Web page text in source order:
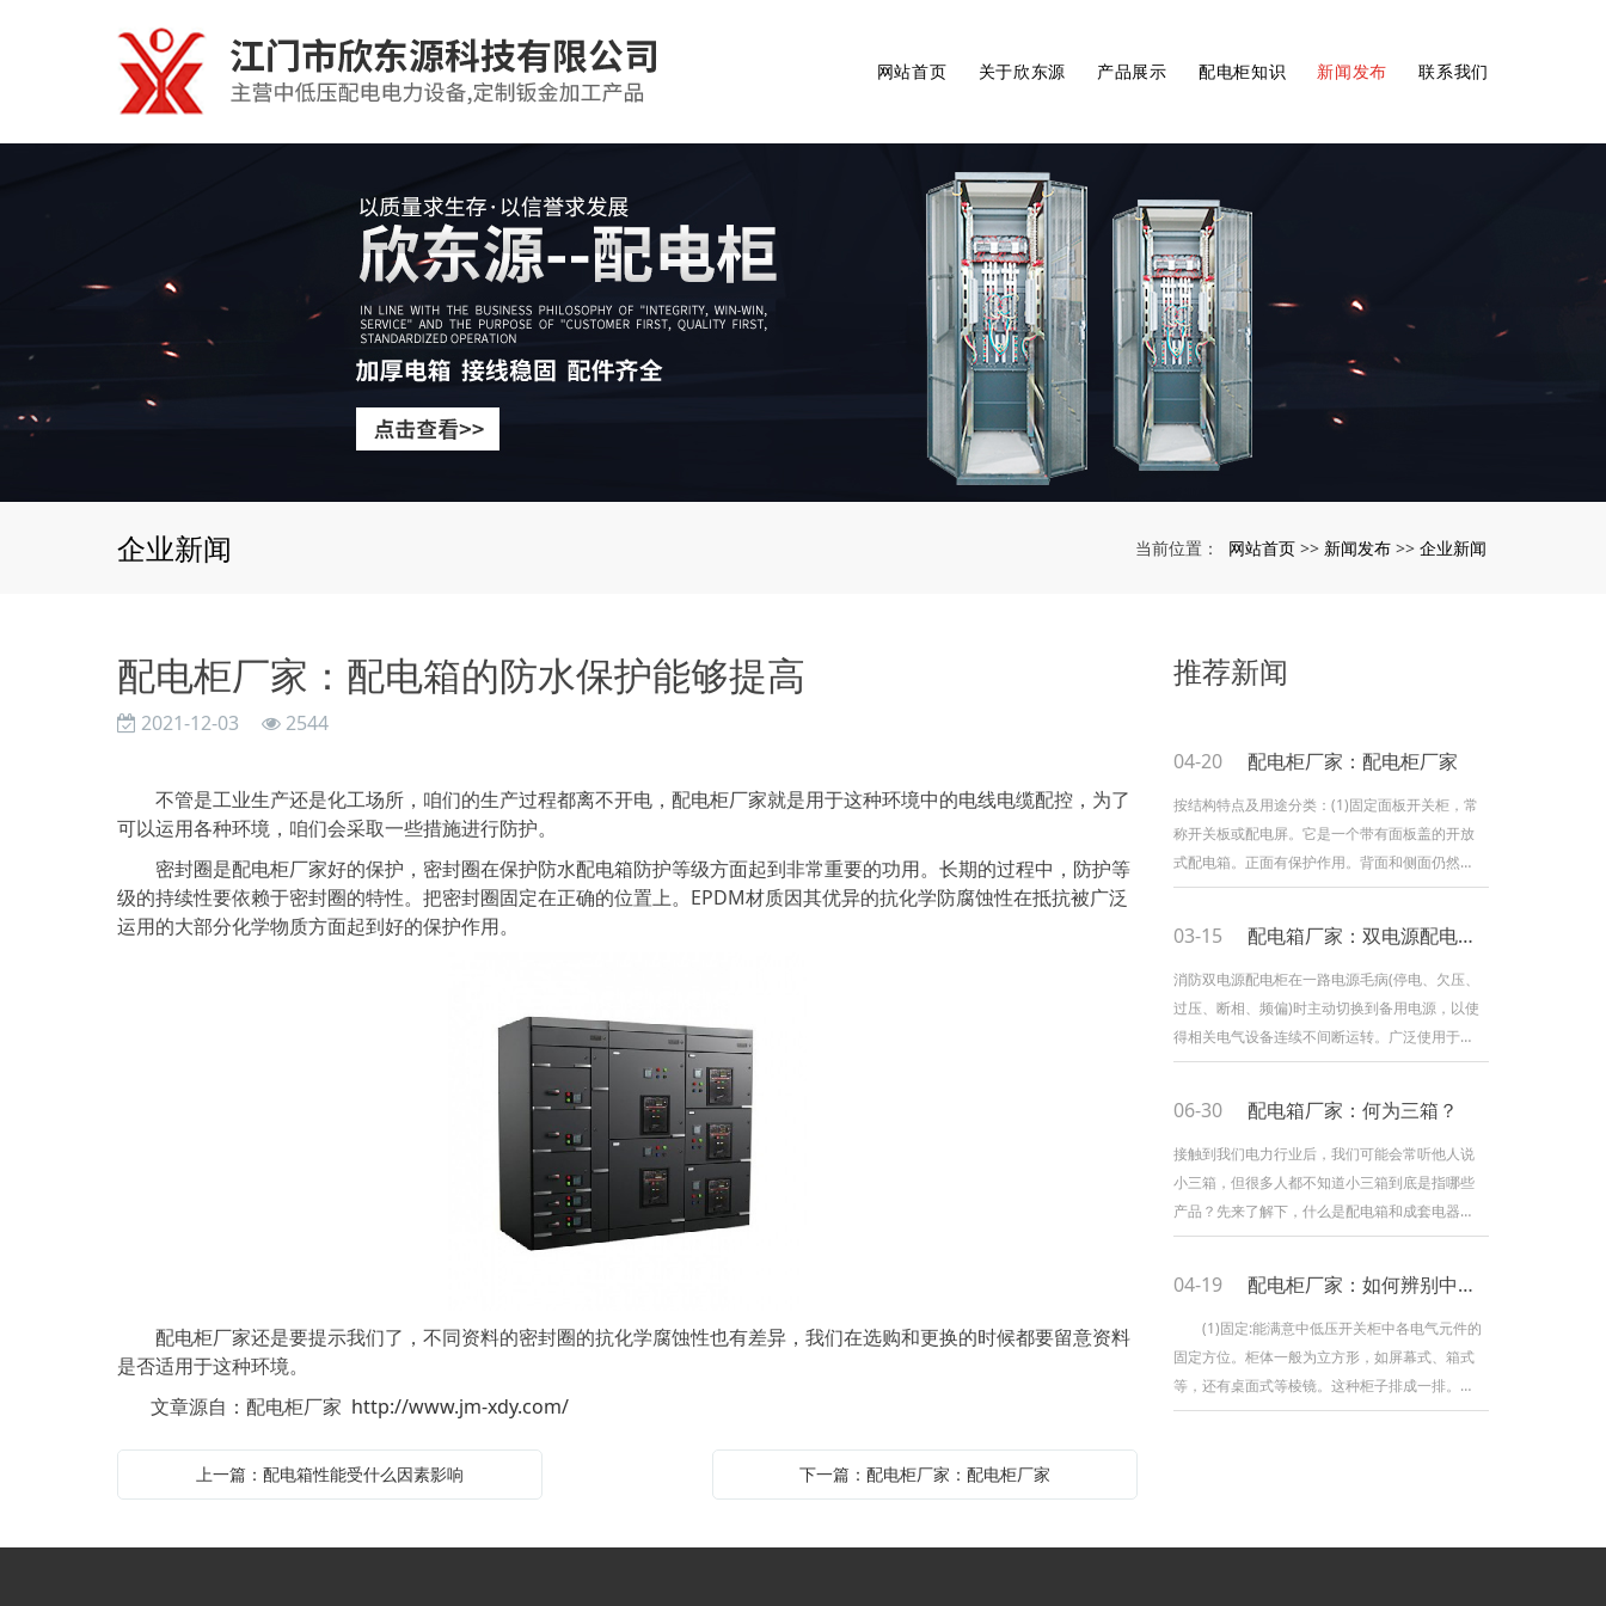
网站首页 关于欣东源 产品展示 配电柜知识 新闻发布 联系我们
企业新闻 当前位置： 网站首页 >> 新闻发布 >> 企业新闻
配电柜厂家：配电箱的防水保护能够提高
2021-12-03 2544
不管是工业生产还是化工场所，咱们的生产过程都离不开电，配电柜厂家就是用于这种环境中的电线电缆配控，为了
可以运用各种环境，咱们会采取一些措施进行防护。
密封圈是配电柜厂家好的保护，密封圈在保护防水配电箱防护等级方面起到非常重要的功用。长期的过程中，防护等
级的持续性要依赖于密封圈的特性。把密封圈固定在正确的位置上。EPDM材质因其优异的抗化学防腐蚀性在抵抗被广泛
运用的大部分化学物质方面起到好的保护作用。
配电柜厂家还是要提示我们了，不同资料的密封圈的抗化学腐蚀性也有差异，我们在选购和更换的时候都要留意资料
是否适用于这种环境。
文章源自：配电柜厂家 http://www.jm-xdy.com/
上一篇：配电箱性能受什么因素影响 下一篇：配电柜厂家：配电柜厂家
推荐新闻
04-20 配电柜厂家：配电柜厂家
按结构特点及用途分类：(1)固定面板开关柜，常
称开关板或配电屏。它是一个带有面板盖的开放
式配电箱。正面有保护作用。背面和侧面仍然可
以接触带电部件。防护等级低。只能用于对供电
于集中供电。(2) 保护开关设备（即闭合的）是指
除安装面外的所有侧面都被封闭的低压
03-15 配电箱厂家：双电源配电柜的优点与应用
消防双电源配电柜在一路电源毛病(停电、欠压、
过压、断相、频偏)时主动切换到备用电源，以使
得相关电气设备连续不间断运转。广泛使用于高
层建筑、住宅区、医院、机场、码头、消防、冶
无人值守连续供电双电源开关箱用干重要电气设
备(一般不介许停电)。现在带你了解消防双申源
06-30 配电箱厂家：何为三箱？
接触到我们电力行业后，我们可能会常听他人说
小三箱，但很多人都不知道小三箱到底是指哪些
产品？先来了解下，什么是配电箱和成套电器？
配电箱是指按电气接线要求将开关设备、丈量外
属箱中，构成低压配电装置的设备。成套电器即
成套开关设备，它是以开关设备为主
04-19 配电柜厂家：如何辨别中低压开关柜的结构？
(1)固定:能满意中低压开关柜中各电气元件的
固定方位。柜体一般为立方形，如屏幕式、箱式
等，还有桌面式等棱镜。这种柜子排成一排。为
了确保中低压开关柜的尺度和外形，我们常常采